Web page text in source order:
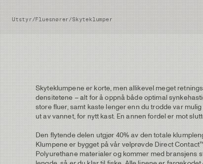
Utstyr/Fluesnører/Skyteklumper
Skyteklumpene er korte, men allikevel meget
densitetene – alt for å oppnå både optimal
store fluer, samt kaste lenger enn du trodde var
ut av vannet, for nytt kast. En annen fordel er mot
Den flytende delen utgjør 40% av den totale
Klumpene er bygget på vår velprøvde Direct
Polyurethane materialer og kommer med bransjens